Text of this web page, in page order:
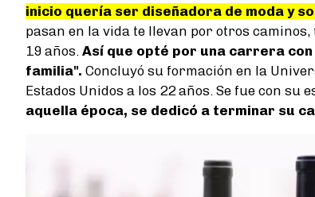
inicio quería ser diseñadora de moda y
pasan en la vida te llevan por otros
19 años. Así que opté por una carrera
familia". Concluyó su formación en la
Estados Unidos a los 22 años. Se fue con su
aquella época, se dedicó a terminar su